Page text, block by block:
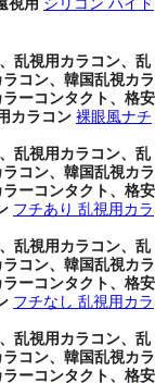
乱視用カラコン、乱
コン、韓国乱視カラ
ーコンタクト、格安
カラコン 裸眼風ナチ
乱視用カラコン、乱
コン、韓国乱視カラ
ーコンタクト、格安
フチあり 乱視用カラ
乱視用カラコン、乱
コン、韓国乱視カラ
ーコンタクト、格安
フチなし 乱視用カラ
乱視用カラコン、乱
コン、韓国乱視カラ
ーコンタクト、格安